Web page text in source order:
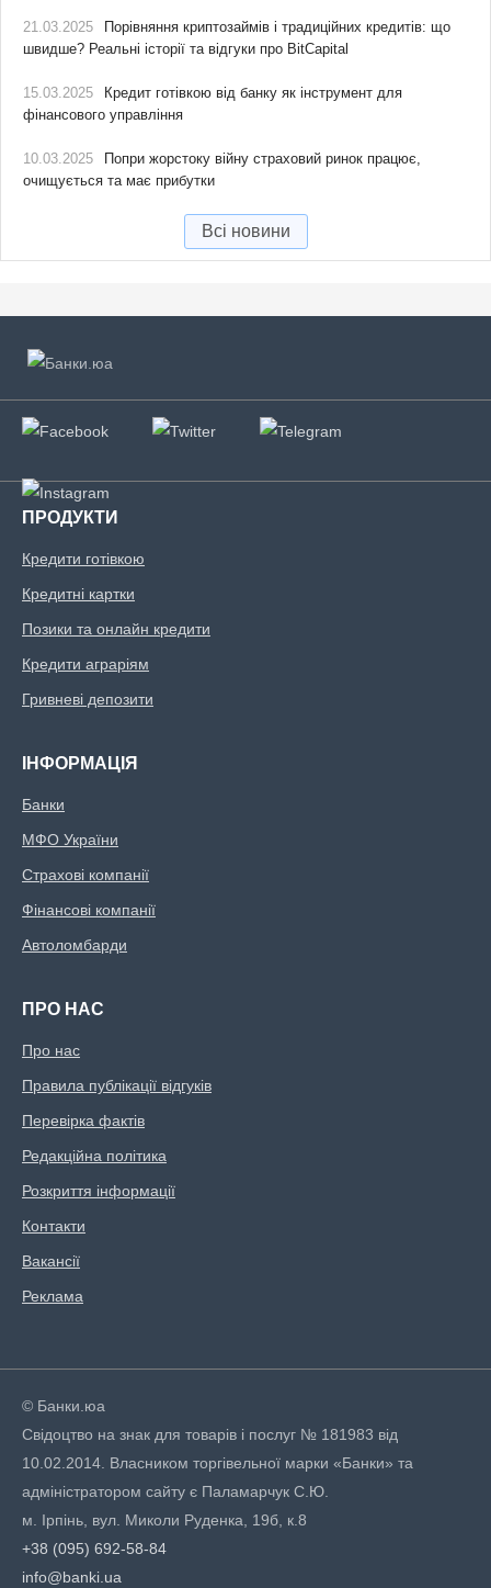
21.03.2025
Порівняння криптозаймів і традиційних кредитів: що
швидше? Реальні історії та відгуки про BitCapital
15.03.2025
Кредит готівкою від банку як інструмент для
фінансового управління
10.03.2025
Попри жорстоку війну страховий ринок працює,
очищується та має прибутки
Всі новини
ПРОДУКТИ
Кредити готівкою
Кредитні картки
Позики та онлайн кредити
Кредити аграріям
Гривневі депозити
ІНФОРМАЦІЯ
Банки
МФО України
Страхові компанії
Фінансові компанії
Автоломбарди
ПРО НАС
Про нас
Правила публікації відгуків
Перевірка фактів
Редакційна політика
Розкриття інформації
Контакти
Вакансії
Реклама
© Банки.юа
Свідоцтво на знак для товарів і послуг № 181983 від
10.02.2014. Власником торгівельної марки «Банки» та
адміністратором сайту є Паламарчук С.Ю.
м. Ірпінь, вул. Миколи Руденка, 19б, к.8
+38 (095) 692-58-84
info@banki.ua